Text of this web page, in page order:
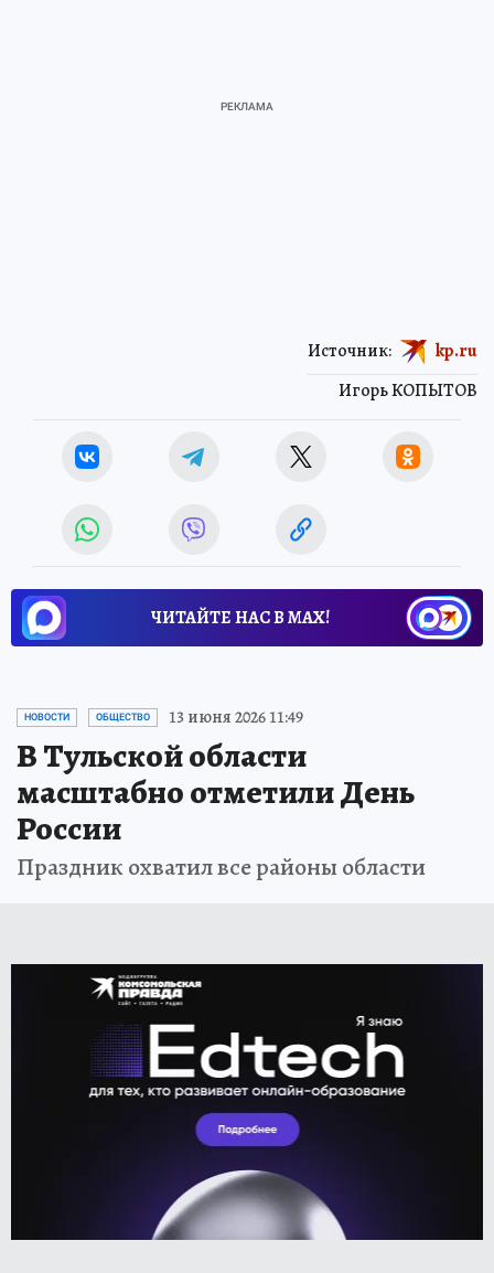
Игорь КОПЫТОВ
Источник: kp.ru
ЧИТАЙТЕ НАС В МАХ!
НОВОСТИ ОБЩЕСТВО 13 июня 2026 11:49
В Тульской области
масштабно отметили День
России
Праздник охватил все районы области